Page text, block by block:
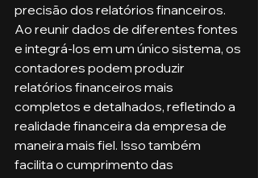
precisão dos relatórios financeiros.
Ao reunir dados de diferentes fontes
e integrá-los em um único sistema, os
contadores podem produzir
relatórios financeiros mais
completos e detalhados, refletindo a
realidade financeira da empresa de
maneira mais fiel. Isso também
facilita o cumprimento das